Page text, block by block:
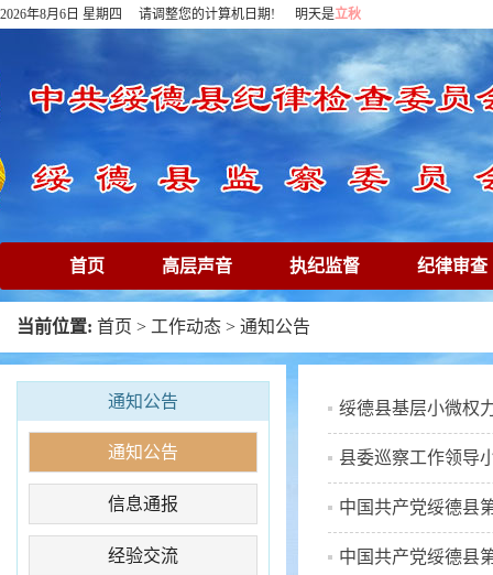
2026年8月6日 星期四 请调整您的计算机日期! 明天是立秋
首页 高层声音 执纪监督 纪律审查
下载专区 在线访谈
当前位置: 首页 > 工作动态 > 通知公告
通知公告
通知公告
信息通报
经验交流
绥德县基层小微权
县委巡察工作领导
中国共产党绥德县
中国共产党绥德县